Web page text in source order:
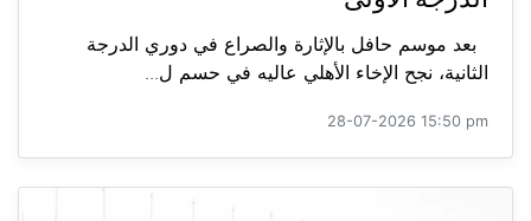
بعد موسم حافل بالإثارة والصراع في دوري الدرجة
الثانية، نجح الإخاء الأهلي عاليه في حسم ل...
28-07-2026 15:50 pm